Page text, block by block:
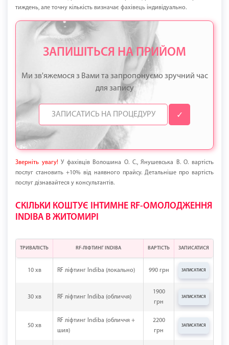
тиждень, але точну кількість визначає фахівець індивідуально.
ЗАПИШІТЬСЯ НА ПРИЙОМ
Ми зв'яжемося з Вами та запропонуємо зручний час
для запису
✓
Зверніть увагу! У фахівців Волошина О. С., Янушевська В. О. вартість
послуг становить +10% від наявного прайсу. Детальніше про вартість
послуг дізнавайтеся у консультантів.
СКІЛЬКИ КОШТУЄ ІНТИМНЕ RF-ОМОЛОДЖЕННЯ
INDIBA В ЖИТОМИРІ
10 хв RF ліфтинг Indiba (локально) 990 грн ЗАПИСАТИСЯ
30 хв RF ліфтинг Indiba (обличчя)
1900
грн
ЗАПИСАТИСЯ
50 хв
RF ліфтинг Indiba (обличчя +
шия)
2200
грн
ЗАПИСАТИСЯ
ТРИВАЛІСТЬ RF-ЛІФТИНГ INDIBA ВАРТІСТЬ ЗАПИСАТИСЯ